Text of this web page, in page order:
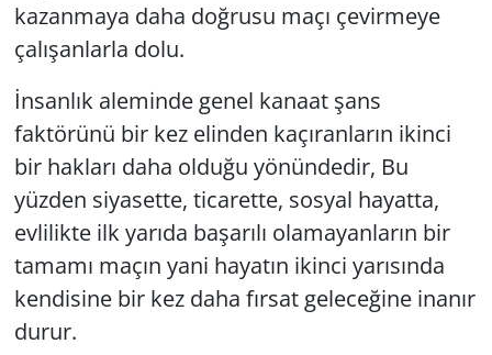
kazanmaya daha doğrusu maçı çevirmeye
çalışanlarla dolu.
İnsanlık aleminde genel kanaat şans
faktörünü bir kez elinden kaçıranların ikinci
bir hakları daha olduğu yönündedir, Bu
yüzden siyasette, ticarette, sosyal hayatta,
evlilikte ilk yarıda başarılı olamayanların bir
tamamı maçın yani hayatın ikinci yarısında
kendisine bir kez daha fırsat geleceğine inanır
durur.